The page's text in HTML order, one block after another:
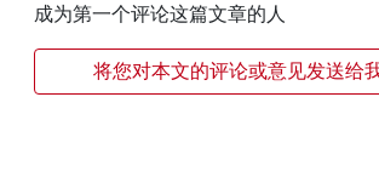
成为第一个评论这篇文章的人
将您对本文的评论或意见发送给我